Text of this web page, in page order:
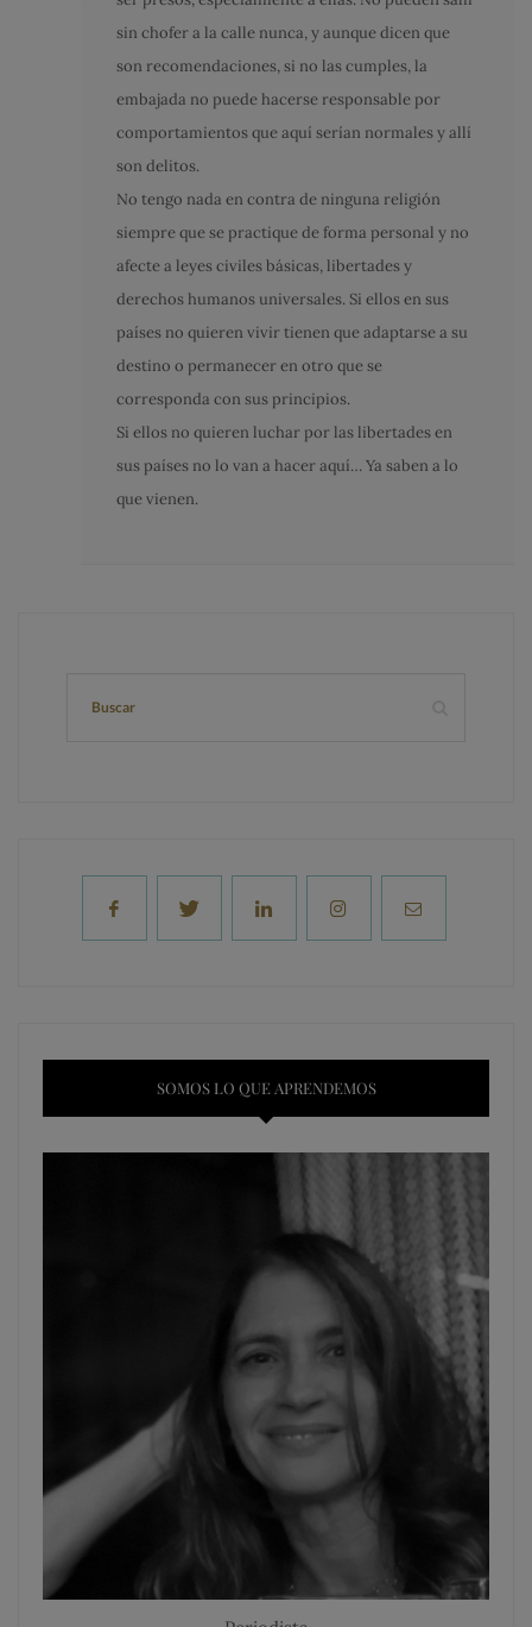
sin chofer a la calle nunca, y aunque dicen que
son recomendaciones, si no las cumples, la
embajada no puede hacerse responsable por
comportamientos que aquí serían normales y allí
son delitos.
No tengo nada en contra de ninguna religión
siempre que se practique de forma personal y no
afecte a leyes civiles básicas, libertades y
derechos humanos universales. Si ellos en sus
países no quieren vivir tienen que adaptarse a su
destino o permanecer en otro que se
corresponda con sus principios.
Si ellos no quieren luchar por las libertades en
sus países no lo van a hacer aquí… Ya saben a lo
que vienen.
SOMOS LO QUE APRENDEMOS